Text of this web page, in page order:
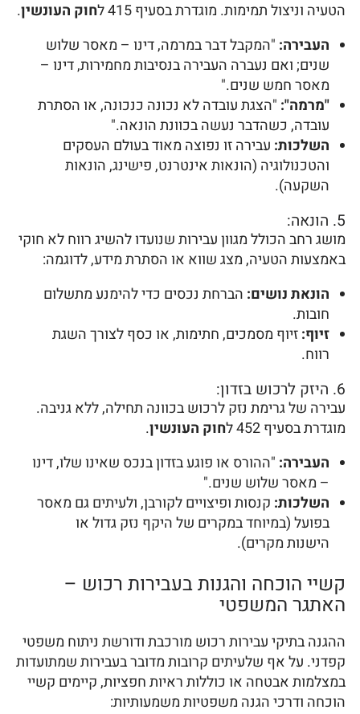
הטעיה וניצול תמימות. מוגדרת בסעיף 415 ל
חוק העונשין.
העבירה: "המקבל דבר במרמה, דינו – מאסר שלוש
שנים; ואם נעברה העבירה בנסיבות מחמירות, דינו –
מאסר חמש שנים."
"מרמה": "הצגת עובדה לא נכונה כנכונה, או הסתרת
עובדה, כשהדבר נעשה בכוונת הונאה."
השלכות: עבירה זו נפוצה מאוד בעולם העסקים
והטכנולוגיה (הונאות אינטרנט, פישינג, הונאות
השקעה).
5. הונאה:
מושג רחב הכולל מגוון עבירות שנועדו להשיג רווח לא חוקי
באמצעות הטעיה, מצג שווא או הסתרת מידע, לדוגמה:
הונאת נושים: הברחת נכסים כדי להימנע מתשלום
חובות.
זיוף:זיוף מסמכים, חתימות, או כסף לצורך השגת
רווח.
6. היזק לרכוש בזדון:
עבירה של גרימת נזק לרכוש בכוונה תחילה, ללא גניבה.
מוגדרת בסעיף 452 ל
חוק העונשין.
העבירה: "ההורס או פוגע בזדון בנכס שאינו שלו, דינו
– מאסר שלוש שנים."
השלכות: קנסות ופיצויים לקורבן, ולעיתים גם מאסר
בפועל (במיוחד במקרים של היקף נזק גדול או
הישנות מקרים).
קשיי הוכחה והגנות בעבירות רכוש –
האתגר המשפטי
ההגנה בתיקי עבירות רכוש מורכבת ודורשת ניתוח משפטי
קפדני. על אף שלעיתים קרובות מדובר בעבירות שמתועדות
במצלמות אבטחה או כוללות ראיות חפציות, קיימים קשיי
הוכחה ודרכי הגנה משפטיות משמעותיות: